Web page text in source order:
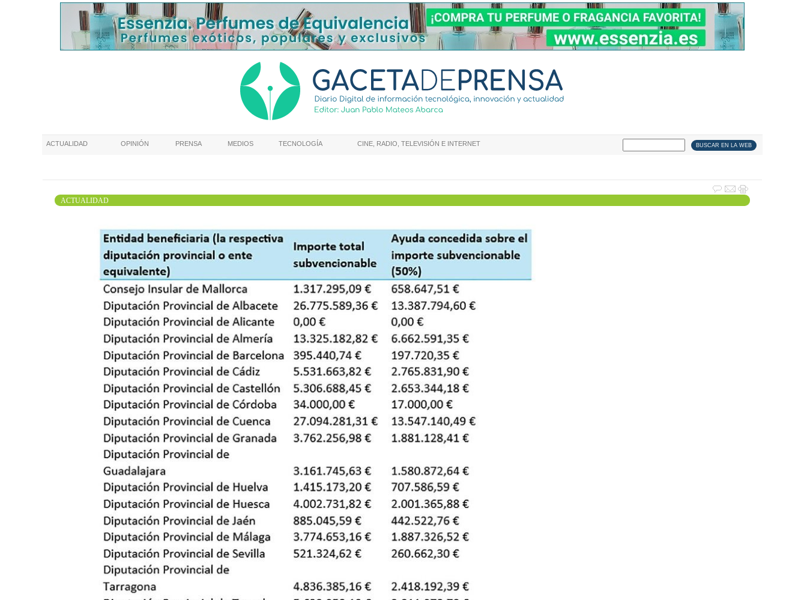
ACTUALIDAD OPINIÓN PRENSA MEDIOS TECNOLOGÍA CINE, RADIO, TELEVISIÓN E INTERNET
ACTUALIDAD